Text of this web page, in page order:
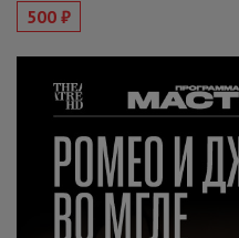
500 ₽